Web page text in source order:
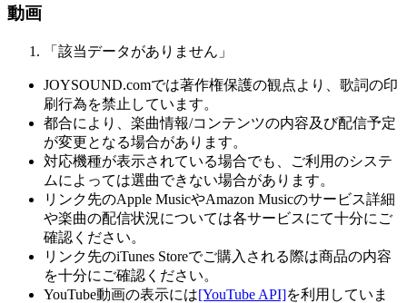
動画
「該当データがありません」
JOYSOUND.comでは著作権保護の観点より、歌詞の印
刷行為を禁止しています。
都合により、楽曲情報/コンテンツの内容及び配信予定
が変更となる場合があります。
対応機種が表示されている場合でも、ご利用のシステ
ムによっては選曲できない場合があります。
リンク先のApple MusicやAmazon Musicのサービス詳細
や楽曲の配信状況については各サービスにて十分にご
確認ください。
リンク先のiTunes Storeでご購入される際は商品の内容
を十分にご確認ください。
YouTube動画の表示には[YouTube API]を利用していま